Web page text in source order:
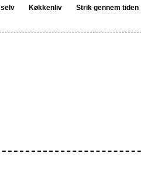
Køkkenliv Strik gennem tiden